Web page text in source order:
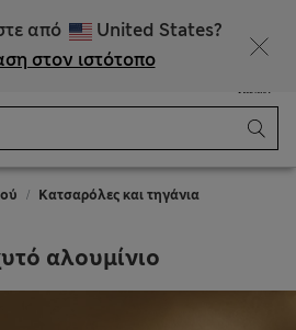
από
United States?
στον ιστότοπο
Κατσαρόλες και τηγάνια
αλουμίνιο